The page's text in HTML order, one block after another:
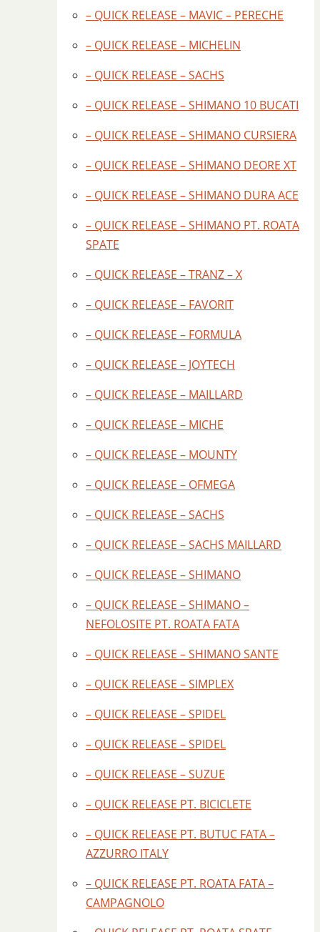
– QUICK RELEASE – MAVIC – PERECHE
– QUICK RELEASE – MICHELIN
– QUICK RELEASE – SACHS
– QUICK RELEASE – SHIMANO 10 BUCATI
– QUICK RELEASE – SHIMANO CURSIERA
– QUICK RELEASE – SHIMANO DEORE XT
– QUICK RELEASE – SHIMANO DURA ACE
– QUICK RELEASE – SHIMANO PT. ROATA
SPATE
– QUICK RELEASE – TRANZ – X
– QUICK RELEASE – FAVORIT
– QUICK RELEASE – FORMULA
– QUICK RELEASE – JOYTECH
– QUICK RELEASE – MAILLARD
– QUICK RELEASE – MICHE
– QUICK RELEASE – MOUNTY
– QUICK RELEASE – OFMEGA
– QUICK RELEASE – SACHS
– QUICK RELEASE – SACHS MAILLARD
– QUICK RELEASE – SHIMANO
– QUICK RELEASE – SHIMANO –
NEFOLOSITE PT. ROATA FATA
– QUICK RELEASE – SHIMANO SANTE
– QUICK RELEASE – SIMPLEX
– QUICK RELEASE – SPIDEL
– QUICK RELEASE – SPIDEL
– QUICK RELEASE – SUZUE
– QUICK RELEASE PT. BICICLETE
– QUICK RELEASE PT. BUTUC FATA –
AZZURRO ITALY
– QUICK RELEASE PT. ROATA FATA –
CAMPAGNOLO